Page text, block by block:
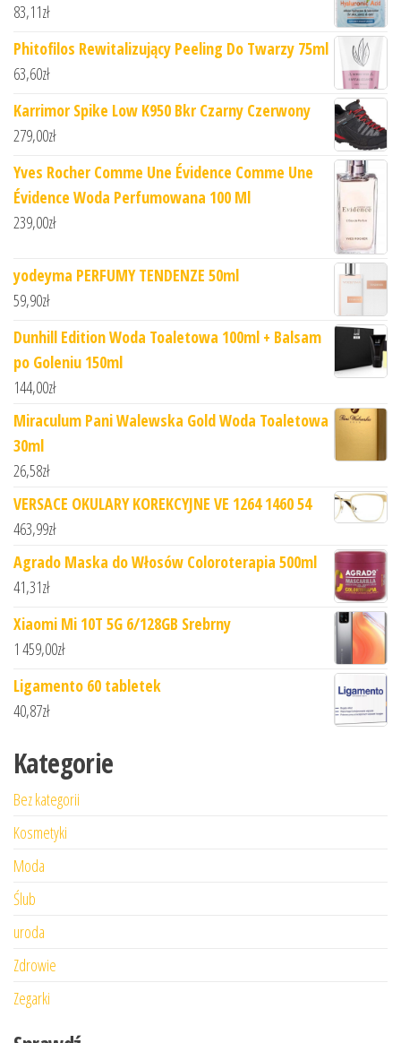
83,11zł
Phitofilos Rewitalizujący Peeling Do Twarzy 75ml
63,60zł
Karrimor Spike Low K950 Bkr Czarny Czerwony
279,00zł
Yves Rocher Comme Une Évidence Comme Une
Évidence Woda Perfumowana 100 Ml
239,00zł
yodeyma PERFUMY TENDENZE 50ml
59,90zł
Dunhill Edition Woda Toaletowa 100ml + Balsam
po Goleniu 150ml
144,00zł
Miraculum Pani Walewska Gold Woda Toaletowa
30ml
26,58zł
VERSACE OKULARY KOREKCYJNE VE 1264 1460 54
463,99zł
Agrado Maska do Włosów Coloroterapia 500ml
41,31zł
Xiaomi Mi 10T 5G 6/128GB Srebrny
1 459,00zł
Ligamento 60 tabletek
40,87zł
Kategorie
Bez kategorii
Kosmetyki
Moda
Ślub
uroda
Zdrowie
Zegarki